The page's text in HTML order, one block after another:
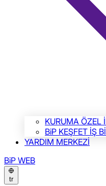
KURUMA ÖZEL
BiP KEŞFET İŞ
YARDIM MERKEZİ
BiP WEB
tr